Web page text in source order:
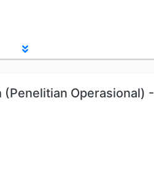
(Penelitian Operasional) -